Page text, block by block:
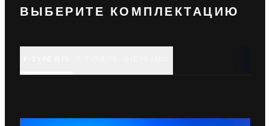
ВЫБЕРИТЕ КОМПЛЕКТАЦИЮ